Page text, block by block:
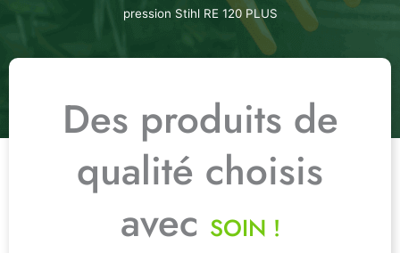
pression Stihl RE 120 PLUS
Des produits de
qualité choisis
avec SOIN !